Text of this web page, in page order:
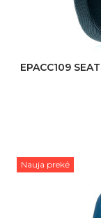
EPACC109
Nauja prekė